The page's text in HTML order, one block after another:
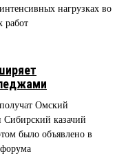
нагрузках во
работ
Омский
казачий
было объявлено в